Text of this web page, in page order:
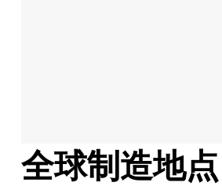
全球制造地点